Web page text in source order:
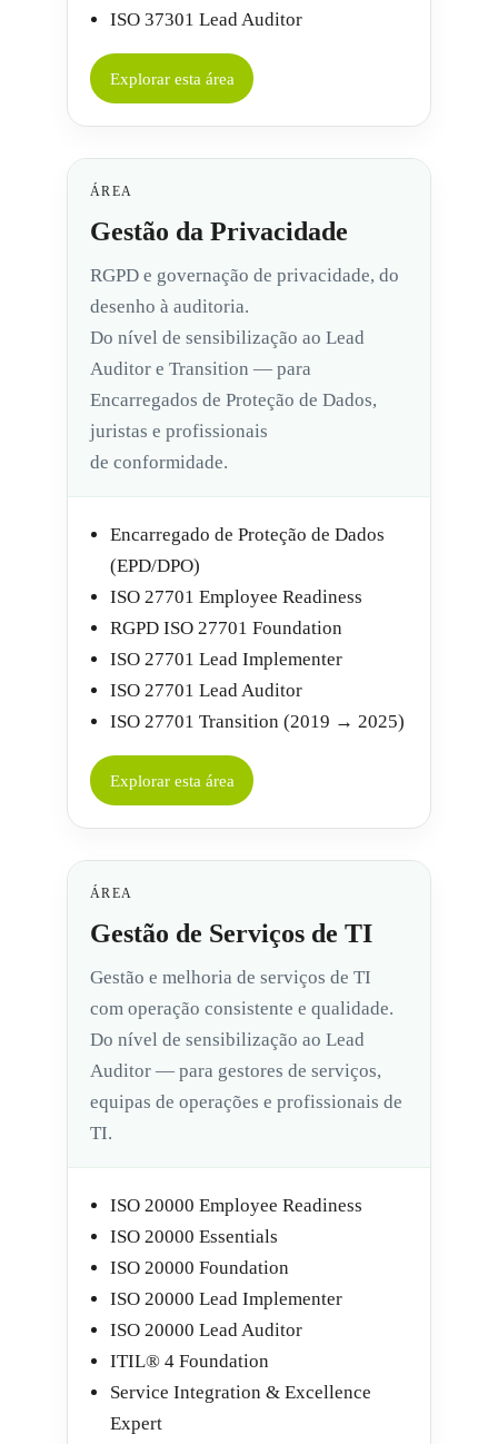
ISO 37301 Lead Auditor
Explorar esta área
ÁREA
Gestão da Privacidade
RGPD e governação de privacidade, do
desenho à auditoria.
Do nível de sensibilização ao Lead
Auditor e Transition — para
Encarregados de Proteção de Dados,
juristas e profissionais
de conformidade.
Encarregado de Proteção de Dados
(EPD/DPO)
ISO 27701 Employee Readiness
RGPD ISO 27701 Foundation
ISO 27701 Lead Implementer
ISO 27701 Lead Auditor
ISO 27701 Transition (2019 → 2025)
Explorar esta área
ÁREA
Gestão de Serviços de TI
Gestão e melhoria de serviços de TI
com operação consistente e qualidade.
Do nível de sensibilização ao Lead
Auditor — para gestores de serviços,
equipas de operações e profissionais de
TI.
ISO 20000 Employee Readiness
ISO 20000 Essentials
ISO 20000 Foundation
ISO 20000 Lead Implementer
ISO 20000 Lead Auditor
ITIL® 4 Foundation
Service Integration & Excellence
Expert